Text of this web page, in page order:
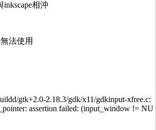
inkscape相沖
法使用
gtk+2.0-2.18.3/gdk/x11/gdkinput-xfree.c:
assertion failed: (input_window != NU